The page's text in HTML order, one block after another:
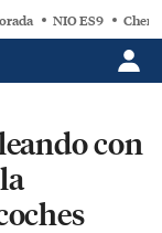
NIO ES9 Chery
con